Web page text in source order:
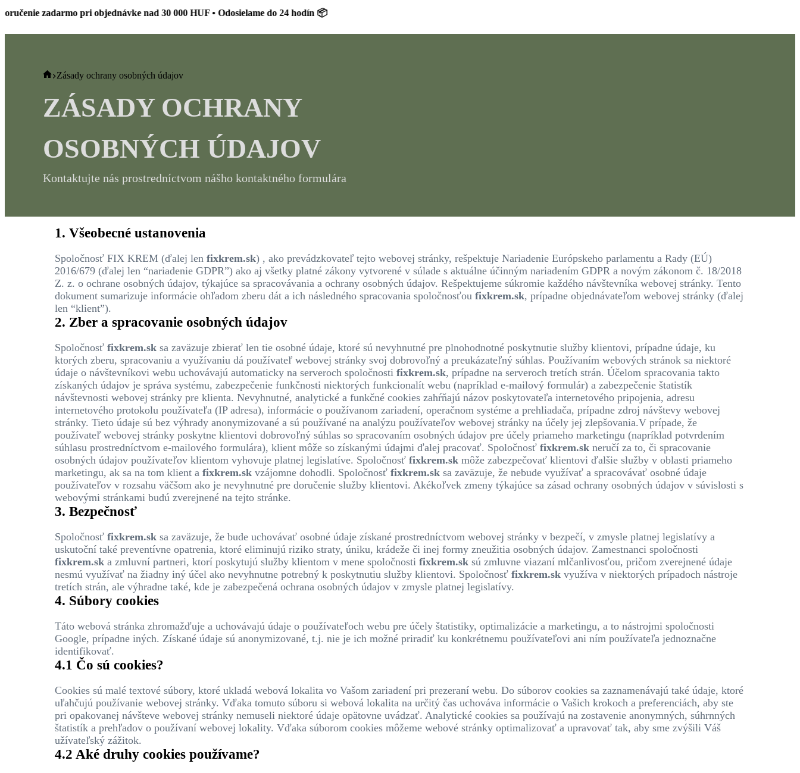
zadarmo pri objednávke nad 30 000 HUF • Odosielame do 24 hodín 📦
Home
Zásady ochrany osobných údajov
ZÁSADY OCHRANY
OSOBNÝCH ÚDAJOV
Kontaktujte nás prostredníctvom nášho kontaktného formulára
1. Všeobecné ustanovenia
Spoločnosť FIX KREM (ďalej len fixkrem.sk) , ako prevádzkovateľ tejto webovej stránky, rešpektuje Nariadenie Európskeho parlamentu a Rady (EÚ)
2016/679 (ďalej len “nariadenie GDPR”) ako aj všetky platné zákony vytvorené v súlade s aktuálne účinným nariadením GDPR a novým zákonom č. 18/2018
Z. z. o ochrane osobných údajov, týkajúce sa spracovávania a ochrany osobných údajov. Rešpektujeme súkromie každého návštevníka webovej stránky. Tento
dokument sumarizuje informácie ohľadom zberu dát a ich následného spracovania spoločnosťou fixkrem.sk, prípadne objednávateľom webovej stránky (ďalej
len “klient”).
2. Zber a spracovanie osobných údajov
Spoločnosť fixkrem.sk sa zaväzuje zbierať len tie osobné údaje, ktoré sú nevyhnutné pre plnohodnotné poskytnutie služby klientovi, prípadne údaje, ku
ktorých zberu, spracovaniu a využívaniu dá používateľ webovej stránky svoj dobrovoľný a preukázateľný súhlas. Používaním webových stránok sa niektoré
údaje o návštevníkovi webu uchovávajú automaticky na serveroch spoločnosti fixkrem.sk, prípadne na serveroch tretích strán. Účelom spracovania takto
získaných údajov je správa systému, zabezpečenie funkčnosti niektorých funkcionalít webu (napríklad e-mailový formulár) a zabezpečenie štatistík
návštevnosti webovej stránky pre klienta. Nevyhnutné, analytické a funkčné cookies zahŕňajú názov poskytovateľa internetového pripojenia, adresu
internetového protokolu používateľa (IP adresa), informácie o používanom zariadení, operačnom systéme a prehliadača, prípadne zdroj návštevy webovej
stránky. Tieto údaje sú bez výhrady anonymizované a sú používané na analýzu používateľov webovej stránky na účely jej zlepšovania.V prípade, že
používateľ webovej stránky poskytne klientovi dobrovoľný súhlas so spracovaním osobných údajov pre účely priameho marketingu (napríklad potvrdením
súhlasu prostredníctvom e-mailového formulára), klient môže so získanými údajmi ďalej pracovať. Spoločnosť fixkrem.sk neručí za to, či spracovanie
osobných údajov používateľov klientom vyhovuje platnej legislatíve. Spoločnosť fixkrem.sk môže zabezpečovať klientovi ďalšie služby v oblasti priameho
marketingu, ak sa na tom klient a fixkrem.sk vzájomne dohodli. Spoločnosť fixkrem.sk sa zaväzuje, že nebude využívať a spracovávať osobné údaje
používateľov v rozsahu väčšom ako je nevyhnutné pre doručenie služby klientovi. Akékoľvek zmeny týkajúce sa zásad ochrany osobných údajov v súvislosti s
webovými stránkami budú zverejnené na tejto stránke.
3. Bezpečnosť
Spoločnosť fixkrem.sk sa zaväzuje, že bude uchovávať osobné údaje získané prostredníctvom webovej stránky v bezpečí, v zmysle platnej legislatívy a
uskutoční také preventívne opatrenia, ktoré eliminujú riziko straty, úniku, krádeže či inej formy zneužitia osobných údajov. Zamestnanci spoločnosti
fixkrem.sk a zmluvní partneri, ktorí poskytujú služby klientom v mene spoločnosti fixkrem.sk sú zmluvne viazaní mlčanlivosťou, pričom zverejnené údaje
nesmú využívať na žiadny iný účel ako nevyhnutne potrebný k poskytnutiu služby klientovi. Spoločnosť fixkrem.sk využíva v niektorých prípadoch nástroje
tretích strán, ale výhradne také, kde je zabezpečená ochrana osobných údajov v zmysle platnej legislatívy.
4. Súbory cookies
Táto webová stránka zhromažďuje a uchovávajú údaje o používateľoch webu pre účely štatistiky, optimalizácie a marketingu, a to nástrojmi spoločnosti
Google, prípadne iných. Získané údaje sú anonymizované, t.j. nie je ich možné priradiť ku konkrétnemu používateľovi ani ním používateľa jednoznačne
identifikovať.
4.1 Čo sú cookies?
Cookies sú malé textové súbory, ktoré ukladá webová lokalita vo Vašom zariadení pri prezeraní webu. Do súborov cookies sa zaznamenávajú také údaje, ktoré
uľahčujú používanie webovej stránky. Vďaka tomuto súboru si webová lokalita na určitý čas uchováva informácie o Vašich krokoch a preferenciách, aby ste
pri opakovanej návšteve webovej stránky nemuseli niektoré údaje opätovne uvádzať. Analytické cookies sa používajú na zostavenie anonymných, súhrnných
štatistík a prehľadov o používaní webovej lokality. Vďaka súborom cookies môžeme webové stránky optimalizovať a upravovať tak, aby sme zvýšili Váš
užívateľský zážitok.
4.2 Aké druhy cookies používame?